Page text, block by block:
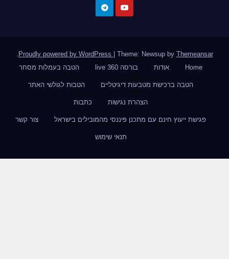
Proudly powered by WordPress Theme: Newsup by Themeansar
Home
אודות בורסה 360 live הטבה בעמלות מסחר
הטבה ברכישת מטבעות דיגיטליים הטבות לגולשי האתר
הצהרת נגישות כתבות
פגישת ייעוץ חינם עם מתכנן פיננסי מהמובילים בישראל צור קשר
תנאי שימוש